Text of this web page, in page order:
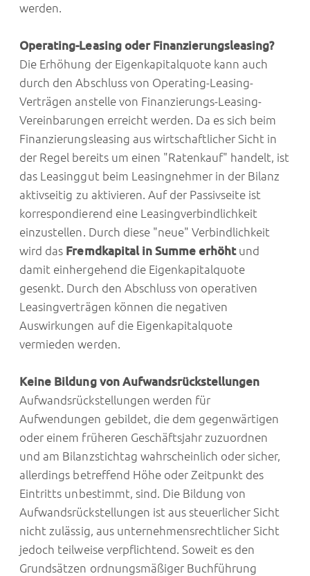
werden.
Operating-Leasing oder Finanzierungsleasing?
Die Erhöhung der Eigenkapitalquote kann auch
durch den Abschluss von Operating-Leasing-
Verträgen anstelle von Finanzierungs-Leasing-
Vereinbarungen erreicht werden. Da es sich beim
Finanzierungsleasing aus wirtschaftlicher Sicht in
der Regel bereits um einen "Ratenkauf" handelt, ist
das Leasinggut beim Leasingnehmer in der Bilanz
aktivseitig zu aktivieren. Auf der Passivseite ist
korrespondierend eine Leasingverbindlichkeit
einzustellen. Durch diese "neue" Verbindlichkeit
wird das Fremdkapital in Summe erhöht und
damit einhergehend die Eigenkapitalquote
gesenkt. Durch den Abschluss von operativen
Leasingverträgen können die negativen
Auswirkungen auf die Eigenkapitalquote
vermieden werden.
Keine Bildung von Aufwandsrückstellungen
Aufwandsrückstellungen werden für
Aufwendungen gebildet, die dem gegenwärtigen
oder einem früheren Geschäftsjahr zuzuordnen
und am Bilanzstichtag wahrscheinlich oder sicher,
allerdings betreffend Höhe oder Zeitpunkt des
Eintritts unbestimmt, sind. Die Bildung von
Aufwandsrückstellungen ist aus steuerlicher Sicht
nicht zulässig, aus unternehmensrechtlicher Sicht
jedoch teilweise verpflichtend. Soweit es den
Grundsätzen ordnungsmäßiger Buchführung